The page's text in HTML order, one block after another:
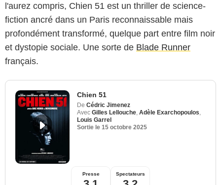
l'aurez compris, Chien 51 est un thriller de science-
fiction ancré dans un Paris reconnaissable mais
profondément transformé, quelque part entre film noir
et dystopie sociale. Une sorte de Blade Runner
français.
Chien 51
De Cédric Jimenez
Avec Gilles Lellouche Adèle Exarchopoulos
Louis Garrel
Sortie le 15 octobre 2025
Presse Spectateurs